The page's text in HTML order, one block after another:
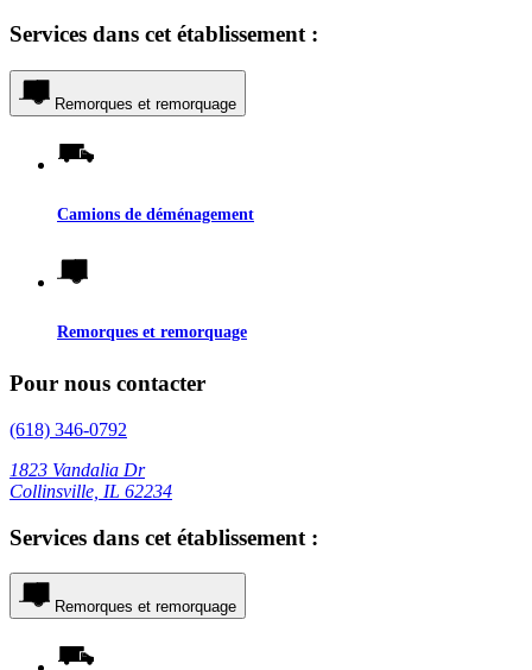
Services dans cet établissement :
Remorques et remorquage
Camions de déménagement
Remorques et remorquage
Pour nous contacter
(618) 346-0792
1823 Vandalia Dr
Collinsville, IL 62234
Services dans cet établissement :
Remorques et remorquage